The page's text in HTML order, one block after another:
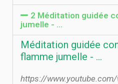
2 Méditation guidée
jumelle - …
Méditation guidée
flamme jumelle - …
https://